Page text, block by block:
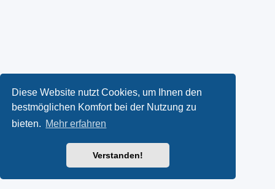
Diese Website nutzt Cookies, um Ihnen den
bestmöglichen Komfort bei der Nutzung zu
bieten. Mehr erfahren
Verstanden!